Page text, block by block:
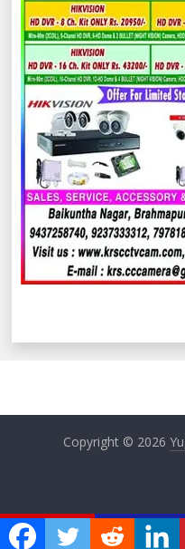
Copyright © 2026
ଏବେ ଏବେଓ ପୂର୍ବତନ ମନ୍ତ୍ରୀ